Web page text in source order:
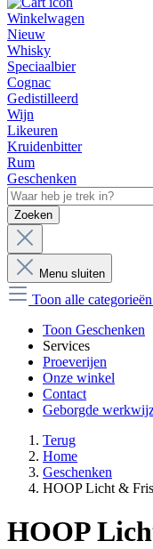
Winkelwagen
Nieuw
Whisky
Speciaalbier
Cognac
Gedistilleerd
Wijn
Likeuren
Kruidenbitter
Rum
Geschenken
Zoeken
Menu sluiten
Toon alle categorieën
Toon Geschenken
Services
Proeverijen
Onze winkel
Contact
Geborgde
Terug
Home
Geschenken
HOOP Licht &
HOOP